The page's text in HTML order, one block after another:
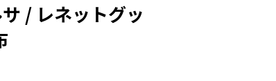
/ レネットグッ